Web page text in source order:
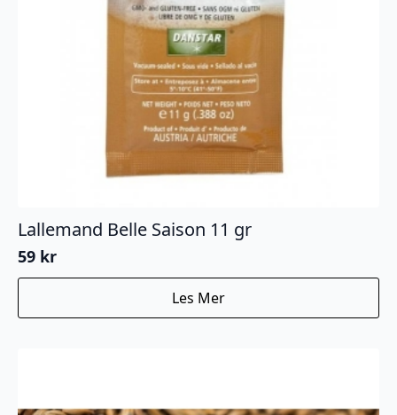
Lallemand Belle Saison 11 gr
59 kr
Les Mer